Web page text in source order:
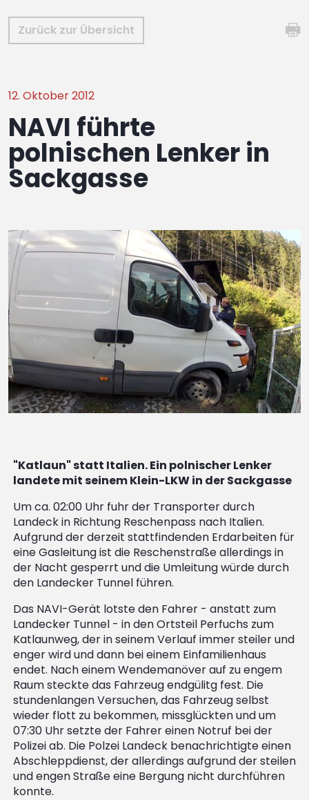
Zurück zur Übersicht
12. Oktober 2012
NAVI führte
polnischen Lenker in
Sackgasse
"Katlaun" statt Italien. Ein polnischer Lenker
landete mit seinem Klein-LKW in der Sackgasse
Um ca. 02:00 Uhr fuhr der Transporter durch
Landeck in Richtung Reschenpass nach Italien.
Aufgrund der derzeit stattfindenden Erdarbeiten für
eine Gasleitung ist die Reschenstraße allerdings in
der Nacht gesperrt und die Umleitung würde durch
den Landecker Tunnel führen.
Das NAVI-Gerät lotste den Fahrer - anstatt zum
Landecker Tunnel - in den Ortsteil Perfuchs zum
Katlaunweg, der in seinem Verlauf immer steiler und
enger wird und dann bei einem Einfamilienhaus
endet. Nach einem Wendemanöver auf zu engem
Raum steckte das Fahrzeug endgülitg fest. Die
stundenlangen Versuchen, das Fahrzeug selbst
wieder flott zu bekommen, missglückten und um
07:30 Uhr setzte der Fahrer einen Notruf bei der
Polizei ab. Die Polzei Landeck benachrichtigte einen
Abschleppdienst, der allerdings aufgrund der steilen
und engen Straße eine Bergung nicht durchführen
konnte.